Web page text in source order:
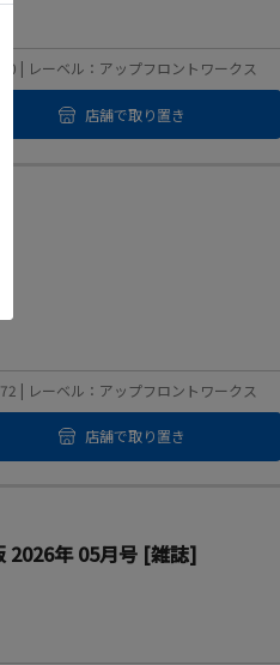
| レーベル：アップフロントワークス
店舗で取り置き
| レーベル：アップフロントワークス
店舗で取り置き
2026年 05月号 [雑誌]